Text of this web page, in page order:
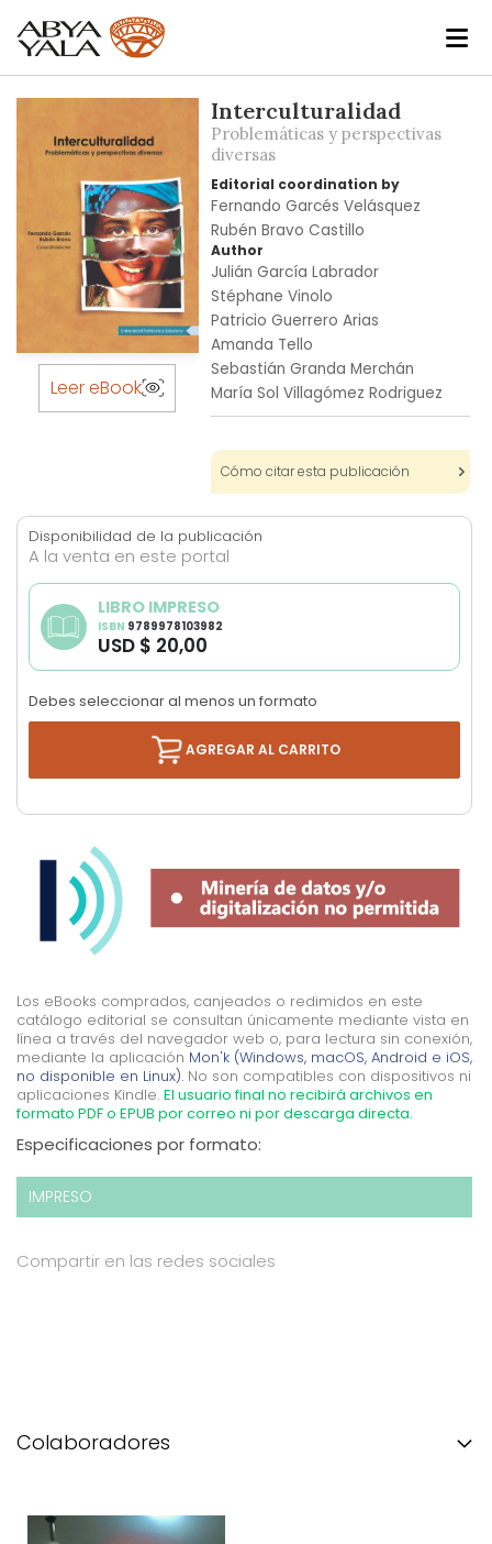
the
images
Skip
the
gallery
Leer eBook
Interculturalidad
Problemáticas y perspectivas
diversas
Editorial coordination by
Fernando Garcés Velásquez
Rubén Bravo Castillo
Author
Julián García Labrador
Stéphane Vinolo
Patricio Guerrero Arias
Amanda Tello
Sebastián Granda Merchán
María Sol Villagómez Rodriguez
Cómo citar esta publicación
Disponibilidad de la publicación
A la venta en este portal
LIBRO IMPRESO
ISBN 9789978103982
USD $ 20,00
Debes seleccionar al menos un formato
AGREGAR AL CARRITO
Los eBooks comprados, canjeados o redimidos en este
catálogo editorial se consultan únicamente mediante vista en
línea a través del navegador web o, para lectura sin conexión,
mediante la aplicación Mon'k (Windows, macOS, Android e iOS,
no disponible en Linux). No son compatibles con dispositivos ni
aplicaciones Kindle. El usuario final no recibirá archivos en
formato PDF o EPUB por correo ni por descarga directa.
Especificaciones por formato:
IMPRESO
Compartir en las redes sociales
Colaboradores